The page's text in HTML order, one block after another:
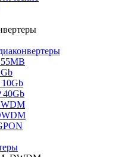
40Gb